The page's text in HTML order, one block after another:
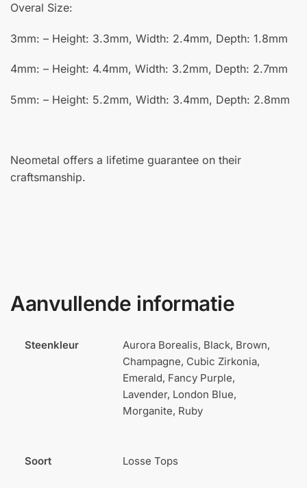
Overal Size:
3mm: – Height: 3.3mm, Width: 2.4mm, Depth: 1.8mm
4mm: – Height: 4.4mm, Width: 3.2mm, Depth: 2.7mm
5mm: – Height: 5.2mm, Width: 3.4mm, Depth: 2.8mm
Neometal offers a lifetime guarantee on their
craftsmanship.
Aanvullende informatie
Steenkleur
Aurora Borealis, Black, Brown,
Champagne, Cubic Zirkonia,
Emerald, Fancy Purple,
Lavender, London Blue,
Morganite, Ruby
Soort Losse Tops